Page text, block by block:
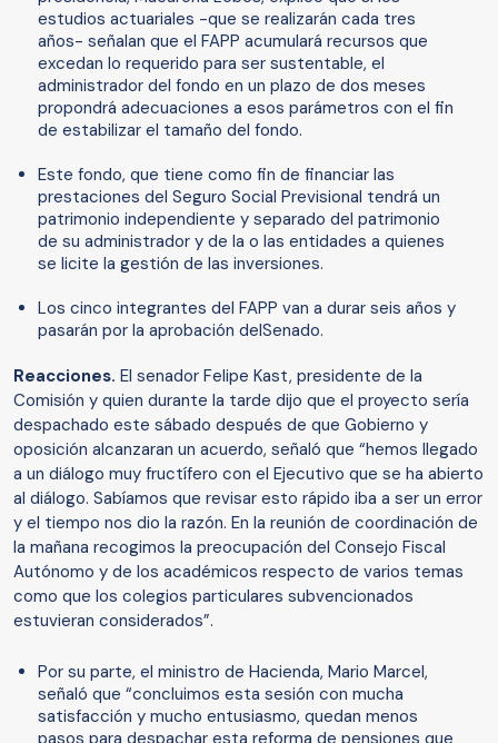
estudios actuariales -que se realizarán cada tres
años- señalan que el FAPP acumulará recursos que
excedan lo requerido para ser sustentable, el
administrador del fondo en un plazo de dos meses
propondrá adecuaciones a esos parámetros con el fin
de estabilizar el tamaño del fondo.
Este fondo, que tiene como fin de financiar las
prestaciones del Seguro Social Previsional tendrá un
patrimonio independiente y separado del patrimonio
de su administrador y de la o las entidades a quienes
se licite la gestión de las inversiones.
Los cinco integrantes del FAPP van a durar seis años y
pasarán por la aprobación delSenado.
Reacciones. El senador Felipe Kast, presidente de la
Comisión y quien durante la tarde dijo que el proyecto sería
despachado este sábado después de que Gobierno y
oposición alcanzaran un acuerdo, señaló que “hemos llegado
a un diálogo muy fructífero con el Ejecutivo que se ha abierto
al diálogo. Sabíamos que revisar esto rápido iba a ser un error
y el tiempo nos dio la razón. En la reunión de coordinación de
la mañana recogimos la preocupación del Consejo Fiscal
Autónomo y de los académicos respecto de varios temas
como que los colegios particulares subvencionados
estuvieran considerados”.
Por su parte, el ministro de Hacienda, Mario Marcel,
señaló que “concluimos esta sesión con mucha
satisfacción y mucho entusiasmo, quedan menos